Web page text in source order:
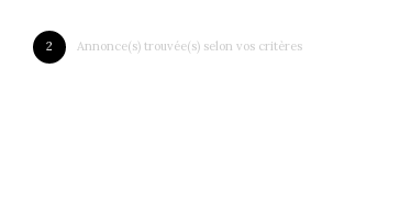
2 Annonce(s) trouvée(s) selon vos critères